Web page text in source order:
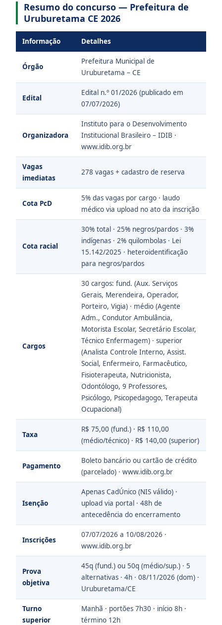
Resumo do concurso — Prefeitura de
Uruburetama CE 2026
Informação Detalhes
Órgão
Prefeitura Municipal de
Uruburetama – CE
Edital
Edital n.º 01/2026 (publicado em
07/07/2026)
Organizadora
Instituto para o Desenvolvimento
Institucional Brasileiro – IDIB ·
www.idib.org.br
Vagas
imediatas
278 vagas + cadastro de reserva
Cota PcD
5% das vagas por cargo · laudo
médico via upload no ato da inscrição
Cota racial
30% total · 25% negros/pardos · 3%
indígenas · 2% quilombolas · Lei
15.142/2025 · heteroidentificação
para negros/pardos
Cargos
30 cargos: fund. (Aux. Serviços
Gerais, Merendeira, Operador,
Porteiro, Vigia) · médio (Agente
Adm., Condutor Ambulância,
Motorista Escolar, Secretário Escolar,
Técnico Enfermagem) · superior
(Analista Controle Interno, Assist.
Social, Enfermeiro, Farmacêutico,
Fisioterapeuta, Nutricionista,
Odontólogo, 9 Professores,
Psicólogo, Psicopedagogo, Terapeuta
Ocupacional)
Taxa
R$ 75,00 (fund.) · R$ 110,00
(médio/técnico) · R$ 140,00 (superior)
Pagamento
Boleto bancário ou cartão de crédito
(parcelado) · www.idib.org.br
Isenção
Apenas CadÚnico (NIS válido) ·
upload via portal · 48h de
antecedência do encerramento
Inscrições
07/07/2026 a 10/08/2026 ·
www.idib.org.br
Prova
objetiva
45q (fund.) ou 50q (médio/sup.) · 5
alternativas · 4h · 08/11/2026 (dom) ·
Uruburetama/CE
Turno
superior
Manhã · portões 7h30 · início 8h ·
término 12h